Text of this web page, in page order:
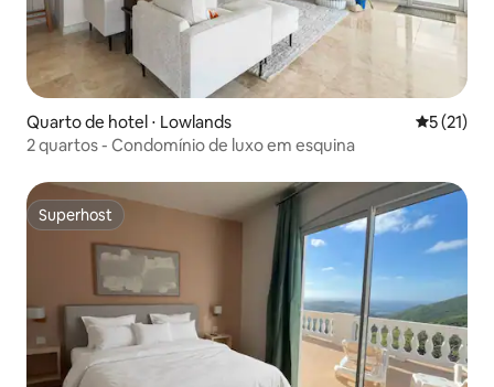
Quarto de hotel ⋅ Lowlands 5 de uma
5 (21)
2 quartos - Condomínio de luxo em esquina
Superhost
Superhost